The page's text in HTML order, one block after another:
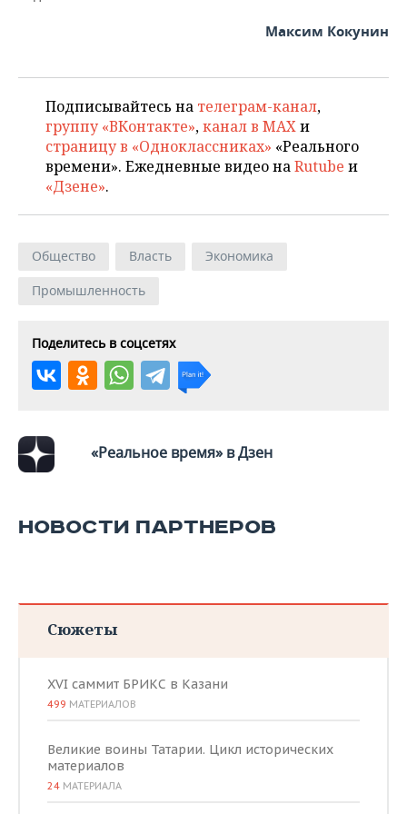
Максим Кокунин
Подписывайтесь на телеграм-канал,
группу «ВКонтакте»,канал в MAXи
страницу в «Одноклассниках» «Реального
времени». Ежедневные видео наRutube и
«Дзене».
Общество Власть
Экономика
Промышленность
Поделитесь в соцсетях
«Реальное время» в Дзен
НОВОСТИ ПАРТНЕРОВ
Сюжеты
XVI саммит БРИКС в Казани
499 МАТЕРИАЛОВ
Великие воины Татарии. Цикл исторических
материалов
24 МАТЕРИАЛА